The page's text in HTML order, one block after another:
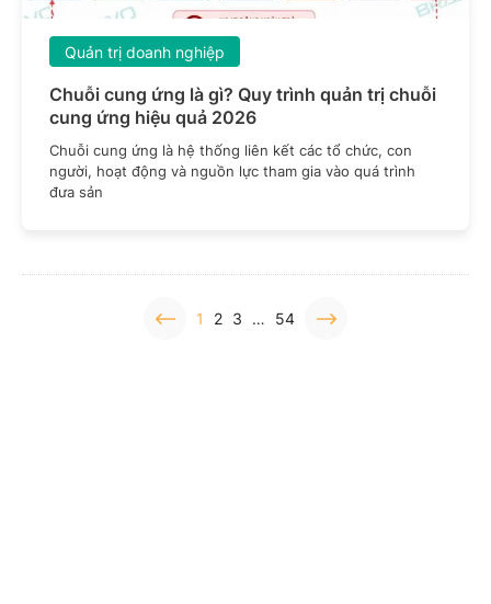
Chuỗi cung ứng là gì? Quy trình quản trị chuỗi
cung ứng hiệu quả 2026
Quản trị doanh nghiệp
Chuỗi cung ứng là hệ thống liên kết các tổ chức, con
người, hoạt động và nguồn lực tham gia vào quá trình
đưa sản
1 2 3 … 54